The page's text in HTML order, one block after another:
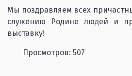
Мы поздравляем всех
служению Родине людей и
выставку!
Просмотров: 507